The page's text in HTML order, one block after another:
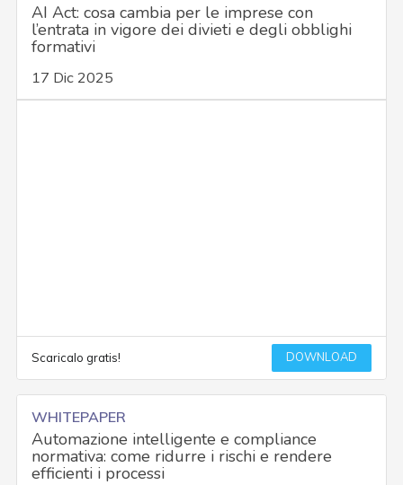
AI Act: cosa cambia per le imprese con
l’entrata in vigore dei divieti e degli obblighi
formativi
17 Dic 2025
Scaricalo gratis! DOWNLOAD
WHITEPAPER
Automazione intelligente e compliance
normativa: come ridurre i rischi e rendere
efficienti i processi